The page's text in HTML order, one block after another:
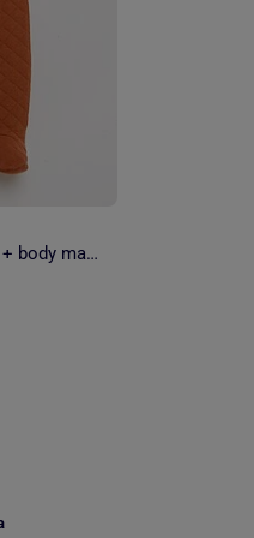
Set tutina notte con piedini 'Miffy' + body maniche lunghe